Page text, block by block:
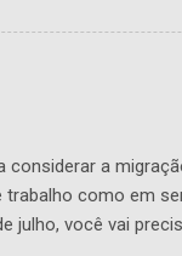
pesquisa
beneficiados
a
como em
você vai